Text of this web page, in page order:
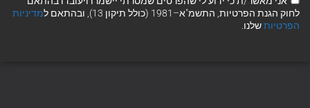
לחוק הגנת הפרטיות, התשמ"א–1981 (כולל תיקון 13), ובהתאם ל
מדיניות
הפרטיותשלנו.